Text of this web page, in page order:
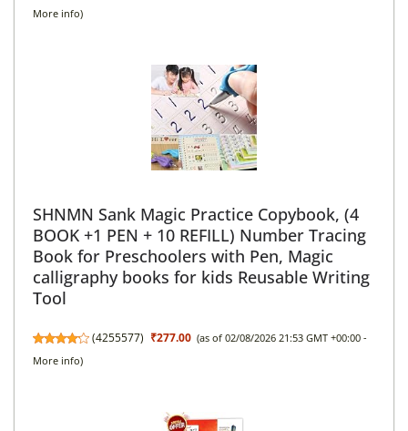
More info)
SHNMN Sank Magic Practice Copybook, (4
BOOK +1 PEN + 10 REFILL) Number Tracing
Book for Preschoolers with Pen, Magic
calligraphy books for kids Reusable Writing
Tool
(4255577) ₹277.00 (as of 02/08/2026 21:53 GMT +00:00 -
More info)